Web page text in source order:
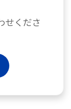
せくださ